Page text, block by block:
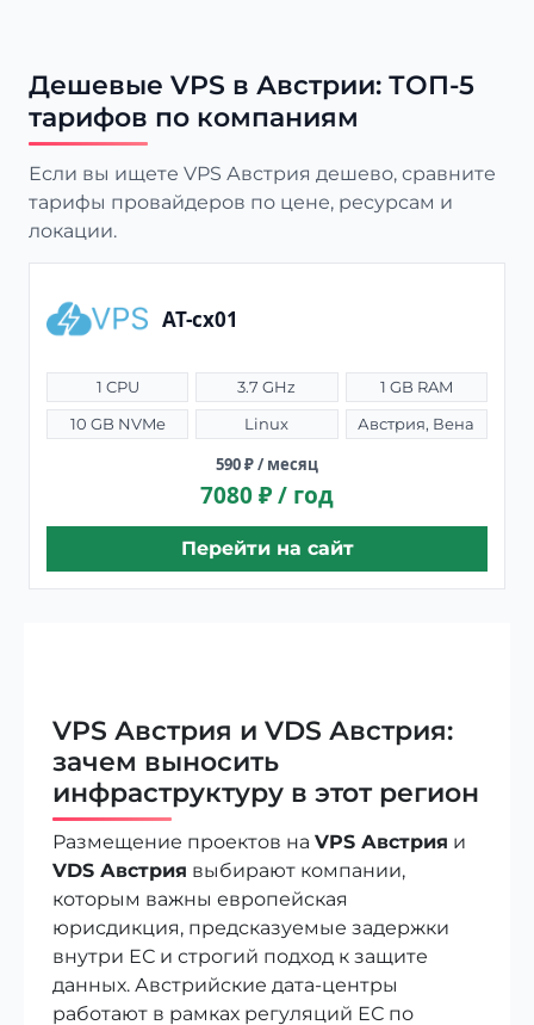
Дешевые VPS в Австрии: ТОП-5
тарифов по компаниям
Если вы ищете VPS Австрия дешево, сравните
тарифы провайдеров по цене, ресурсам и
локации.
AT-cx01
1 CPU 3.7 GHz
1 GB RAM
10 GB NVMe
Linux Австрия, Вена
590 ₽ / месяц
7080 ₽ / год
Перейти на сайт
VPS Австрия и VDS Австрия:
зачем выносить
инфраструктуру в этот регион
Размещение проектов на VPS Австрия и
VDS Австрия выбирают компании,
которым важны европейская
юрисдикция, предсказуемые задержки
внутри ЕС и строгий подход к защите
данных. Австрийские дата-центры
работают в рамках регуляций ЕС по